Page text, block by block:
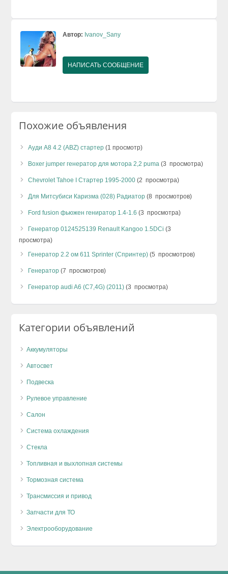
Автор: Ivanov_Sany
НАПИСАТЬ СООБЩЕНИЕ
Похожие объявления
Ауди А8 4.2 (ABZ) стартер (1 просмотр)
Boxer jumper генератор для мотора 2,2 puma (3 просмотра)
Chevrolet Tahoe I Стартер 1995-2000 (2 просмотра)
Для Митсубиси Каризма (028) Радиатор (8 просмотров)
Ford fusion фьюжен гениратор 1.4-1.6 (3 просмотра)
Генератор 0124525139 Renault Kangoo 1.5DCi (3
просмотра)
Генератор 2.2 ом 611 Sprinter (Спринтер) (5 просмотров)
Генератор (7 просмотров)
Генератор audi A6 (C7,4G) (2011) (3 просмотра)
Категории объявлений
Аккумуляторы
Автосвет
Подвеска
Рулевое управление
Салон
Система охлаждения
Стекла
Топливная и выхлопная системы
Тормозная система
Трансмиссия и привод
Запчасти для ТО
Электрооборудование